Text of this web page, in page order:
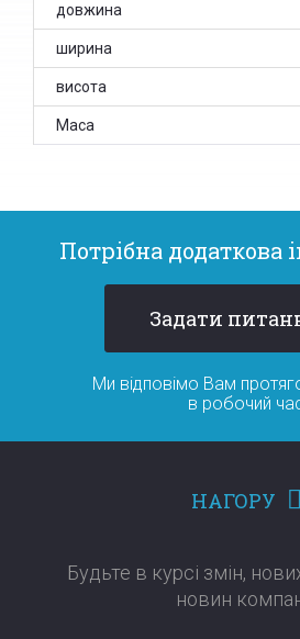
довжина
ширина
висота
Маса
Потрібна додаткова
Задати
Ми відповімо Вам
в робочий
НАГОРУ
Будьте в курсі змін,
новин